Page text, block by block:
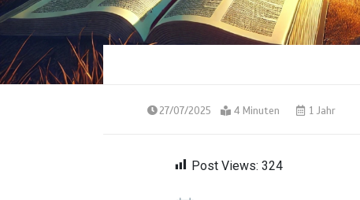
27/07/2025 4 Minuten 1 Jahr
Post Views: 324